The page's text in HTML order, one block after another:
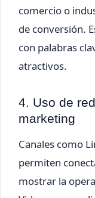
comercio o
de conversión.
con palabras
atractivos.
4. Uso de
marketing
Canales como
permiten
mostrar la